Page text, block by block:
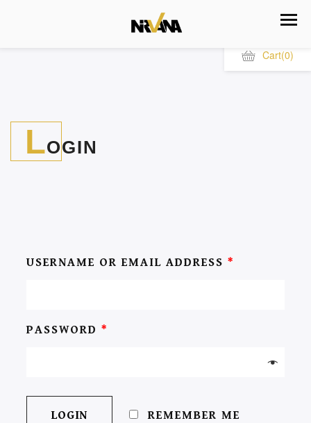
Cart(0)
LOGIN
USERNAME OR EMAIL ADDRESS *
PASSWORD *
REMEMBER ME